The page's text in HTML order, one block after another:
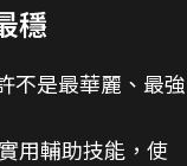
穩
不是最華麗、最強
用輔助技能，使